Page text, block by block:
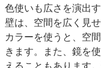
色使いも広さを演出
壁は、空間を広く見
カラーを使うと、空
きます。また、鏡を